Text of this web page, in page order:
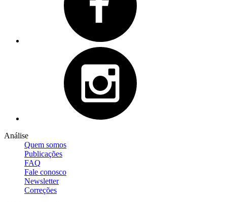
Análise
Quem somos
Publicações
FAQ
Fale conosco
Newsletter
Correções